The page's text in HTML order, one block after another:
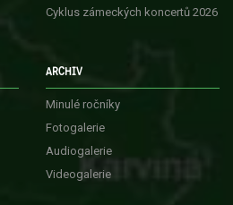
Cyklus zámeckých koncertů 2026
ARCHIV
Minulé ročníky
Fotogalerie
Audiogalerie
Videogalerie